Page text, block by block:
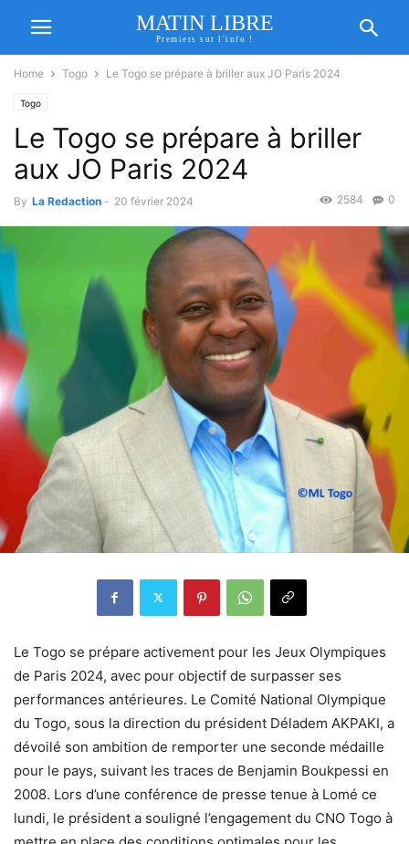
MATIN LIBRE
Premiers sur l'info !
Home Togo Le Togo se prépare à briller aux JO Paris 2024
Togo
Le Togo se prépare à briller
aux JO Paris 2024
By La Redaction - 20 février 2024 0
2584
Le Togo se prépare activement pour les Jeux Olympiques
de Paris 2024, avec pour objectif de surpasser ses
performances antérieures. Le Comité National Olympique
du Togo, sous la direction du président Déladem AKPAKI, a
dévoilé son ambition de remporter une seconde médaille
pour le pays, suivant les traces de Benjamin Boukpessi en
2008. Lors d’une conférence de presse tenue à Lomé ce
lundi, le président a souligné l’engagement du CNO Togo à